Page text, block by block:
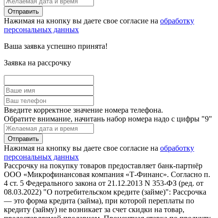
Нажимая на кнопку вы даете свое согласие на обработку
персональных данных
Ваша заявка успешно принята!
Заявка на рассрочку
Введите корректное значение номера телефона.
Обратите внимание, начитань набор номера надо с цифры "9"
Нажимая на кнопку вы даете свое согласие на обработку
персональных данных
Рассрочку на покупку товаров предоставляет банк-партнёр
ООО «Микрофинансовая компания «Т-Финанс». Согласно п.
4 ст. 5 Федерального закона от 21.12.2013 N 353-ФЗ (ред. от
08.03.2022) "О потребительском кредите (займе)": Рассрочка
— это форма кредита (займа), при которой переплаты по
кредиту (займу) не возникает за счет скидки на товар,